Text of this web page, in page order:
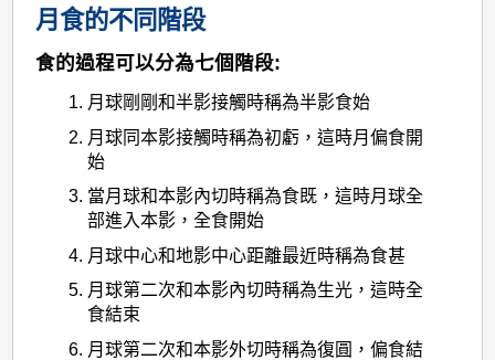
月食的不同階段
食的過程可以分為七個階段:
月球剛剛和半影接觸時稱為半影食始
月球同本影接觸時稱為初虧，這時月偏食開
始
當月球和本影內切時稱為食既，這時月球全
部進入本影，全食開始
月球中心和地影中心距離最近時稱為食甚
月球第二次和本影內切時稱為生光，這時全
食結束
月球第二次和本影外切時稱為復圓，偏食結